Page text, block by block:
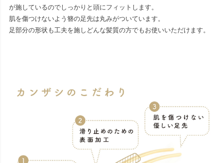
が施しているのでしっかりと頭にフィットします。
肌を傷つけないよう簪の足先は丸みがついています。
足部分の形状も工夫を施しどんな髪質の方でもお使いいただけます。